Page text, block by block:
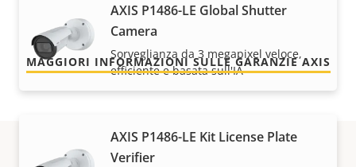
AXIS P1486-LE Global Shutter
Camera
Sorveglianza da 3 megapixel veloce,
efficiente e basata sull'IA
AXIS P1486-LE Kit License Plate
Verifier
senza problemi e contenimento dei costi.
MAGGIORI INFORMAZIONI SULLE GARANZIE AXIS